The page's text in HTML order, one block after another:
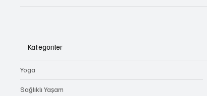
Kategoriler
Yoga
Sağlıklı Yaşam